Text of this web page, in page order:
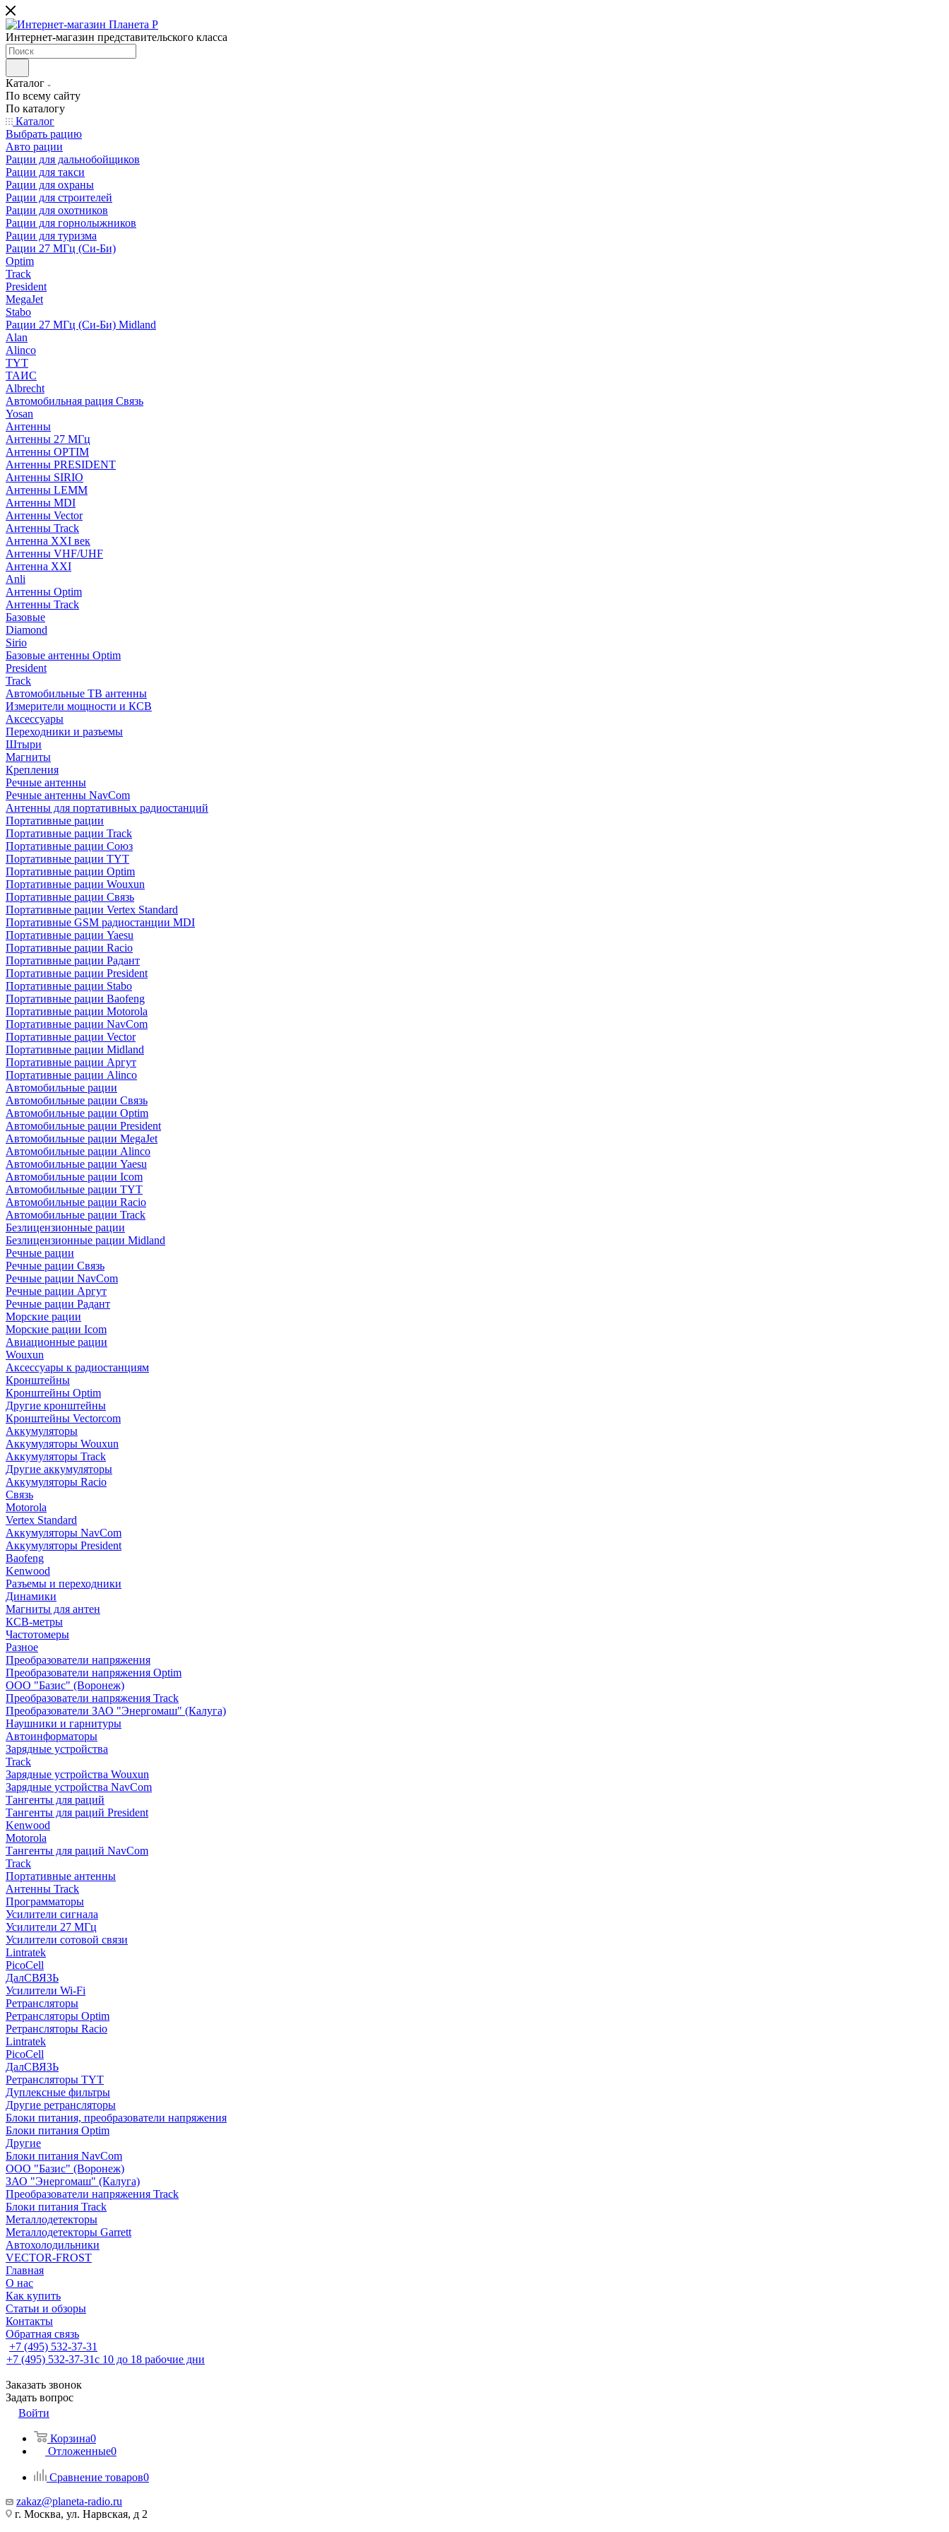
Интернет-магазин представительского класса
Каталог
По всему сайту
По каталогу
Каталог
Выбрать рацию
Авто рации
Рации для дальнобойщиков
Рации для такси
Рации для охраны
Рации для строителей
Рации для охотников
Рации для горнолыжников
Рации для туризма
Рации 27 МГц (Си-Би)
Optim
Track
President
MegaJet
Stabo
Рации 27 МГц (Си-Би) Midland
Alan
Alinco
TYT
ТАИС
Albrecht
Автомобильная рация Связь
Yosan
Антенны
Антенны 27 МГц
Антенны OPTIM
Антенны PRESIDENT
Антенны SIRIO
Антенны LEMM
Антенны MDI
Антенны Vector
Антенны Track
Антенна XXI век
Антенны VHF/UHF
Антенна XXI
Anli
Антенны Optim
Антенны Track
Базовые
Diamond
Sirio
Базовые антенны Optim
President
Track
Автомобильные ТВ антенны
Измерители мощности и КСВ
Аксессуары
Переходники и разъемы
Штыри
Магниты
Крепления
Речные антенны
Речные антенны NavCom
Антенны для портативных радиостанций
Портативные рации
Портативные рации Track
Портативные рации Союз
Портативные рации TYT
Портативные рации Optim
Портативные рации Wouxun
Портативные рации Связь
Портативные рации Vertex Standard
Портативные GSM радиостанции MDI
Портативные рации Yaesu
Портативные рации Racio
Портативные рации Радант
Портативные рации President
Портативные рации Stabo
Портативные рации Baofeng
Портативные рации Motorola
Портативные рации NavCom
Портативные рации Vector
Портативные рации Midland
Портативные рации Аргут
Портативные рации Alinco
Автомобильные рации
Автомобильные рации Связь
Автомобильные рации Optim
Автомобильные рации President
Автомобильные рации MegaJet
Автомобильные рации Alinco
Автомобильные рации Yaesu
Автомобильные рации Icom
Автомобильные рации TYT
Автомобильные рации Racio
Автомобильные рации Track
Безлицензионные рации
Безлицензионные рации Midland
Речные рации
Речные рации Связь
Речные рации NavCom
Речные рации Аргут
Речные рации Радант
Морские рации
Морские рации Icom
Авиационные рации
Wouxun
Аксессуары к радиостанциям
Кронштейны
Кронштейны Optim
Другие кронштейны
Кронштейны Vectorcom
Аккумуляторы
Аккумуляторы Wouxun
Аккумуляторы Track
Другие аккумуляторы
Аккумуляторы Racio
Связь
Motorola
Vertex Standard
Аккумуляторы NavCom
Аккумуляторы President
Baofeng
Kenwood
Разъемы и переходники
Динамики
Магниты для антен
КСВ-метры
Частотомеры
Разное
Преобразователи напряжения
Преобразователи напряжения Optim
ООО "Базис" (Воронеж)
Преобразователи напряжения Track
Преобразователи ЗАО "Энергомаш" (Калуга)
Наушники и гарнитуры
Автоинформаторы
Зарядные устройства
Track
Зарядные устройства Wouxun
Зарядные устройства NavCom
Тангенты для раций
Тангенты для раций President
Kenwood
Motorola
Тангенты для раций NavCom
Track
Портативные антенны
Антенны Track
Программаторы
Усилители сигнала
Усилители 27 МГц
Усилители сотовой связи
Lintratek
PicoCell
ДалСВЯЗЬ
Усилители Wi-Fi
Ретрансляторы
Ретрансляторы Optim
Ретрансляторы Racio
Lintratek
PicoCell
ДалСВЯЗЬ
Ретрансляторы TYT
Дуплексные фильтры
Другие ретрансляторы
Блоки питания, преобразователи напряжения
Блоки питания Optim
Другие
Блоки питания NavCom
ООО "Базис" (Воронеж)
ЗАО "Энергомаш" (Калуга)
Преобразователи напряжения Track
Блоки питания Track
Металлодетекторы
Металлодетекторы Garrett
Автохолодильники
VECTOR-FROST
Главная
О нас
Как купить
Статьи и обзоры
Контакты
Обратная связь
+7 (495) 532-37-31
+7 (495) 532-37-31с 10 до 18 рабочие дни
Заказать звонок
Задать вопрос
Войти
Корзина0
Отложенные0
Сравнение товаров0
zakaz@planeta-radio.ru
г. Москва, ул. Нарвская, д 2